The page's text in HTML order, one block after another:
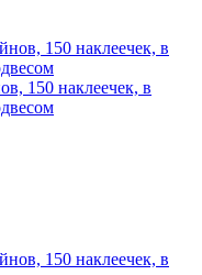
150 наклеечек, в